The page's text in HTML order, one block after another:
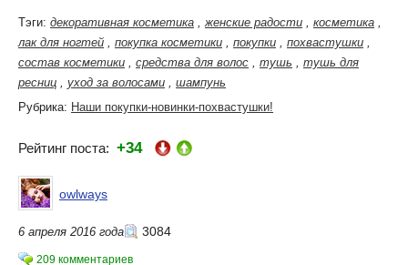
Тэги: декоративная косметика ,женские радости , косметика ,
лак для ногтей , покупка косметики , покупки , похвастушки ,
состав косметики , средства для волос , тушь , тушь для
ресниц , уход за волосами , шампунь
Рубрика: Наши покупки-новинки-похвастушки!
Рейтинг поста: +34
owlways
6 апреля 2016 года 3084
209 комментариев